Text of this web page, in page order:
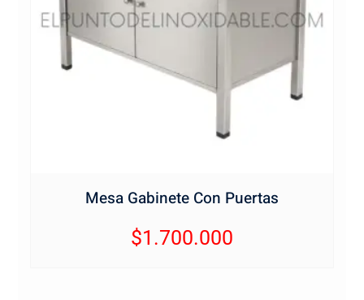
Mesa Gabinete Con Puertas
$1.700.000